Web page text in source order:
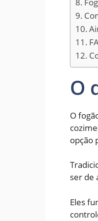
O
O
opção
ser de
Eles